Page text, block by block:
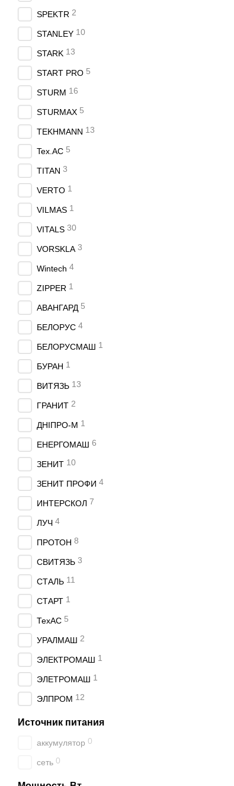
SPEKTR 2
STANLEY 10
STARK 13
START PRO 5
STURM 16
STURMAX 5
TEKHMANN 13
Tex.AC 5
TITAN 3
VERTO 1
VILMAS 1
VITALS 30
VORSKLA 3
Wintech 4
ZIPPER 1
АВАНГАРД 5
БЕЛОРУС 4
БЕЛОРУСМАШ 1
БУРАН 1
ВИТЯЗЬ 13
ГРАНИТ 2
ДНIПРО-М 1
ЕНЕРГОМАШ 6
ЗЕНИТ 10
ЗЕНИТ ПРОФИ 4
ИНТЕРСКОЛ 7
ЛУЧ 4
ПРОТОН 8
СВИТЯЗЬ 3
СТАЛЬ 11
СТАРТ 1
ТехАС 5
УРАЛМАШ 2
ЭЛЕКТРОМАШ 1
ЭЛЕТРОМАШ 1
ЭЛПРОМ 12
Источник питания
аккумулятор 0
сеть 0